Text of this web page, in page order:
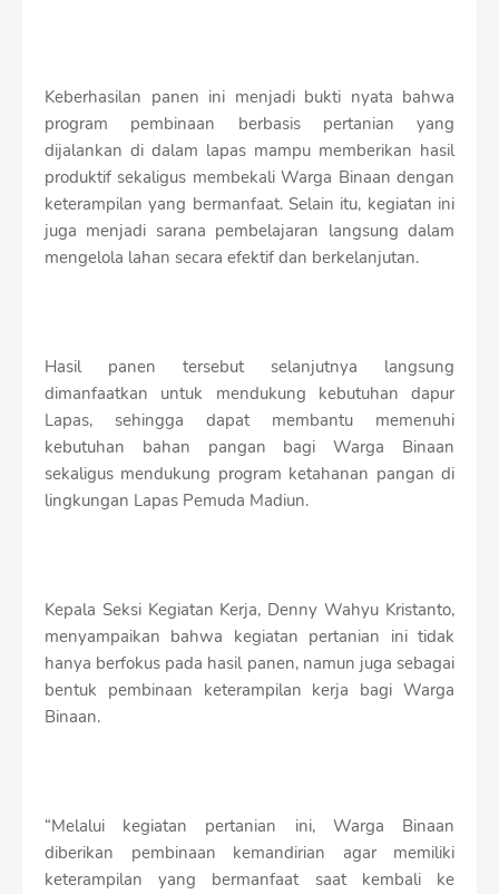
Keberhasilan panen ini menjadi bukti nyata bahwa
program pembinaan berbasis pertanian yang
dijalankan di dalam lapas mampu memberikan hasil
produktif sekaligus membekali Warga Binaan dengan
keterampilan yang bermanfaat. Selain itu, kegiatan ini
juga menjadi sarana pembelajaran langsung dalam
mengelola lahan secara efektif dan berkelanjutan.
Hasil panen tersebut selanjutnya langsung
dimanfaatkan untuk mendukung kebutuhan dapur
Lapas, sehingga dapat membantu memenuhi
kebutuhan bahan pangan bagi Warga Binaan
sekaligus mendukung program ketahanan pangan di
lingkungan Lapas Pemuda Madiun.
Kepala Seksi Kegiatan Kerja, Denny Wahyu Kristanto,
menyampaikan bahwa kegiatan pertanian ini tidak
hanya berfokus pada hasil panen, namun juga sebagai
bentuk pembinaan keterampilan kerja bagi Warga
Binaan.
“Melalui kegiatan pertanian ini, Warga Binaan
diberikan pembinaan kemandirian agar memiliki
keterampilan yang bermanfaat saat kembali ke
m
l
a
t
e
s